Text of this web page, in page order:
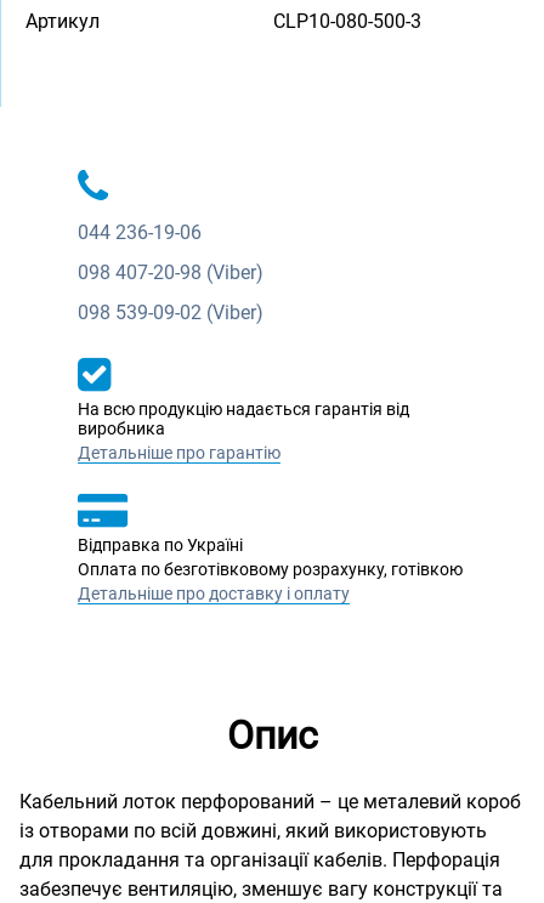
Артикул
CLP10-080-500-3
044 236-19-06
098 407-20-98 (Viber)
098 539-09-02 (Viber)
На всю продукцію надається гарантія від
виробника
Детальніше про гарантію
Відправка по Україні
Оплата по безготівковому розрахунку, готівкою
Детальніше про доставку і оплату
Опис
Кабельний лоток перфорований – це металевий короб
із отворами по всій довжині, який використовують
для прокладання та організації кабелів. Перфорація
забезпечує вентиляцію, зменшує вагу конструкції та